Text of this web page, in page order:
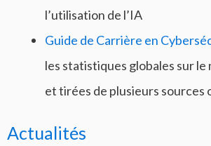
l’utilisation de l’IA
Guide de Carrière en
les statistiques globales sur le
et tirées de plusieurs sources
Actualités